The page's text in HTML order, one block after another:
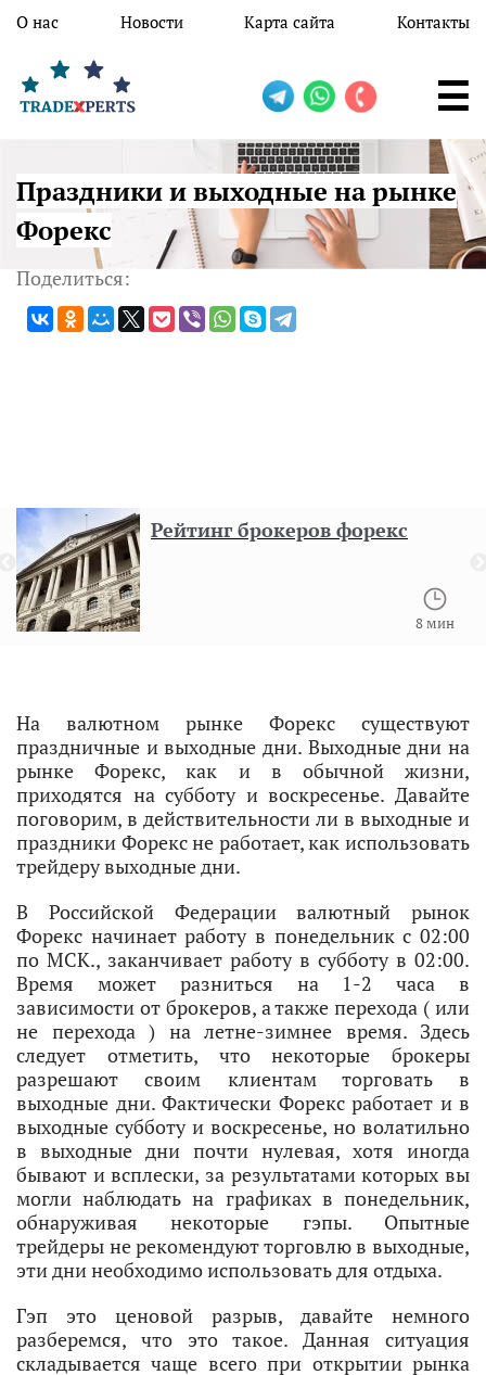
Перейти к основному содержанию
О нас Новости Карта сайта Контакты
Праздники и выходные на рынке
Форекс
Поделиться:
Рейтинг брокеров форекс
8 мин
На валютном рынке Форекс существуют
праздничные и выходные дни. Выходные дни на
рынке Форекс, как и в обычной жизни,
приходятся на субботу и воскресенье. Давайте
поговорим, в действительности ли в выходные и
праздники Форекс не работает, как использовать
трейдеру выходные дни.
В Российской Федерации валютный рынок
Форекс начинает работу в понедельник с 02:00
по МСК., заканчивает работу в субботу в 02:00.
Время может разниться на 1-2 часа в
зависимости от брокеров, а также перехода ( или
не перехода ) на летне-зимнее время. Здесь
следует отметить, что некоторые брокеры
разрешают своим клиентам торговать в
выходные дни. Фактически Форекс работает и в
выходные субботу и воскресенье, но волатильно
в выходные дни почти нулевая, хотя иногда
бывают и всплески, за результатами которых вы
могли наблюдать на графиках в понедельник,
обнаруживая некоторые гэпы. Опытные
трейдеры не рекомендуют торговлю в выходные,
эти дни необходимо использовать для отдыха.
Гэп это ценовой разрыв, давайте немного
разберемся, что это такое. Данная ситуация
складывается чаще всего при открытии рынка